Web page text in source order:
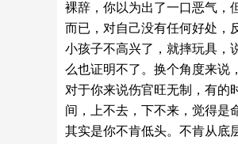
裸辞，你以为出了一口恶气，
而已，对自己没有任何好处，
小孩子不高兴了，就摔玩具，
么也证明不了。换个角度来说
对于你来说伤官旺无制，有的
间，上不去，下不来，觉得是
其实是你不肯低头。不肯从底